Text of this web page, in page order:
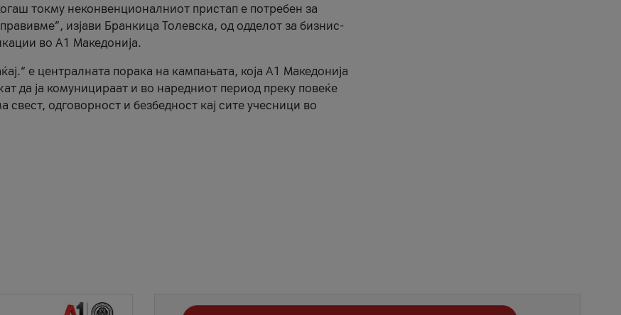
токму неконвенционалниот пристап е потребен за
изјави Бранкица Толевска, од одделот за бизнис-
во А1 Македонија.
е централната порака на кампањата, која A1 Македонија
да ја комуницираат и во наредниот период преку повеќе
одговорност и безбедност кај сите учесници во